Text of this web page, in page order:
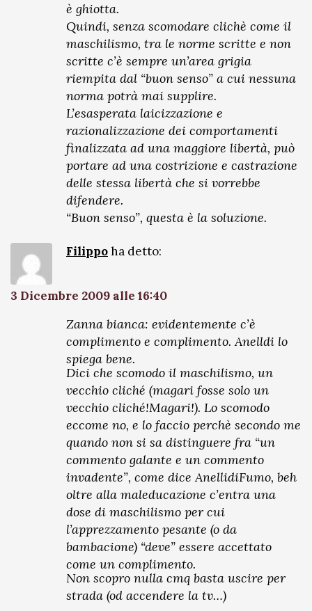
è ghiotta.
Quindi, senza scomodare clichè come il
maschilismo, tra le norme scritte e non
scritte c’è sempre un’area grigia
riempita dal “buon senso” a cui nessuna
norma potrà mai supplire.
L’esasperata laicizzazione e
razionalizzazione dei comportamenti
finalizzata ad una maggiore libertà, può
portare ad una costrizione e castrazione
delle stessa libertà che si vorrebbe
difendere.
“Buon senso”, questa è la soluzione.
Filippoha detto:
3 Dicembre 2009 alle 16:40
Zanna bianca: evidentemente c’è
complimento e complimento. Anelldi lo
spiega bene.
Dici che scomodo il maschilismo, un
vecchio cliché (magari fosse solo un
vecchio cliché!Magari!). Lo scomodo
eccome no, e lo faccio perchè secondo me
quando non si sa distinguere fra “un
commento galante e un commento
invadente”, come dice AnellidiFumo, beh
oltre alla maleducazione c’entra una
dose di maschilismo per cui
l’apprezzamento pesante (o da
bambacione) “deve” essere accettato
come un complimento.
Non scopro nulla cmq basta uscire per
strada (od accendere la tv…)